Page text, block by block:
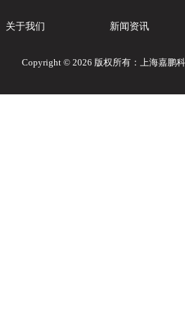
关于我们 新闻资讯
Copyright © 2026 版权所有：上海嘉鹏